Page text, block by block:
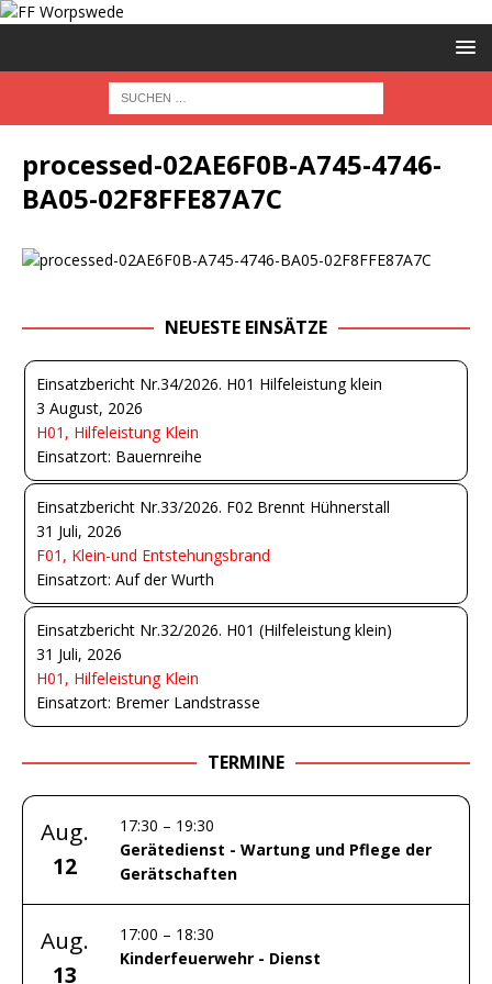
processed-02AE6F0B-A745-4746-
BA05-02F8FFE87A7C
NEUESTE EINSÄTZE
Einsatzbericht Nr.34/2026. H01 Hilfeleistung klein
3 August, 2026
H01, Hilfeleistung Klein
Einsatzort: Bauernreihe
Einsatzbericht Nr.33/2026. F02 Brennt Hühnerstall
31 Juli, 2026
F01, Klein-und Entstehungsbrand
Einsatzort: Auf der Wurth
Einsatzbericht Nr.32/2026. H01 (Hilfeleistung klein)
31 Juli, 2026
H01, Hilfeleistung Klein
Einsatzort: Bremer Landstrasse
TERMINE
Aug.
12
17:30 – 19:30
Gerätedienst - Wartung und Pflege der
Gerätschaften
Aug.
13
17:00 – 18:30
Kinderfeuerwehr - Dienst